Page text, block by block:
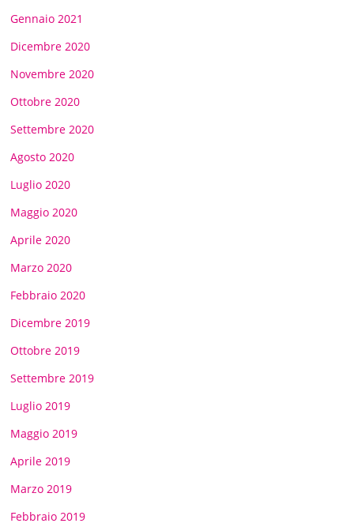
Gennaio 2021
Dicembre 2020
Novembre 2020
Ottobre 2020
Settembre 2020
Agosto 2020
Luglio 2020
Maggio 2020
Aprile 2020
Marzo 2020
Febbraio 2020
Dicembre 2019
Ottobre 2019
Settembre 2019
Luglio 2019
Maggio 2019
Aprile 2019
Marzo 2019
Febbraio 2019